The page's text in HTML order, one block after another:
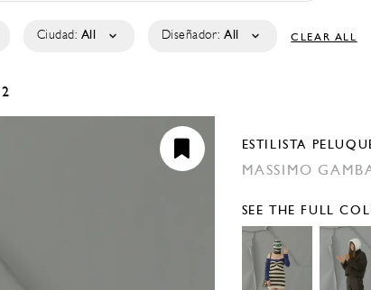
Ciudad: All Diseñador: All CLEAR ALL
ESTILISTA
MASSIMO
SEE THE FULL